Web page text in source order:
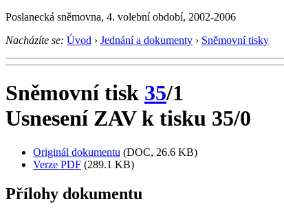
Poslanecká sněmovna, 4. volební období, 2002-2006
Nacházíte se: Úvod › Jednání a dokumenty › Sněmovní tisky
Sněmovní tisk 35/1
Usnesení ZAV k tisku 35/0
Originál dokumentu (DOC, 26.6 KB)
Verze PDF (289.1 KB)
Přílohy dokumentu